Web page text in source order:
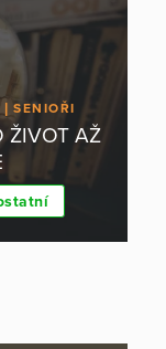
SENIOŘI
ŽIVOT AŽ